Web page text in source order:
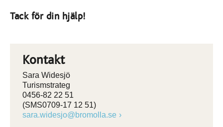
Tack för din hjälp!
Kontakt
Sara Widesjö
Turismstrateg
0456-82 22 51
(SMS0709-17 12 51)
sara.widesjo@bromolla.se